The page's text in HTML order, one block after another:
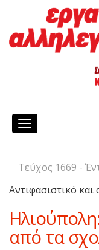
Toggle
Τεύχος 1669 -
Αντιφασιστικό και
από τα